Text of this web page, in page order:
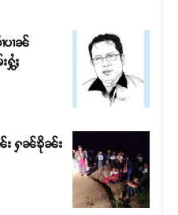
ပၢၼ်
ႁွႆႈ
း ႁၼ်ၶိုၼ်း